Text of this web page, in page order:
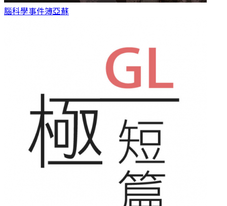
腦科學事件簿亞蘇